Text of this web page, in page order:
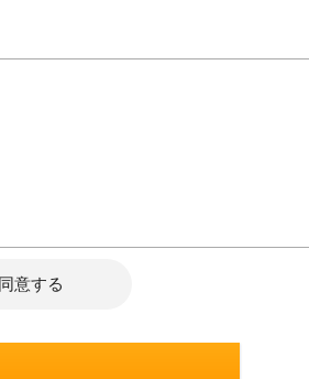
意する